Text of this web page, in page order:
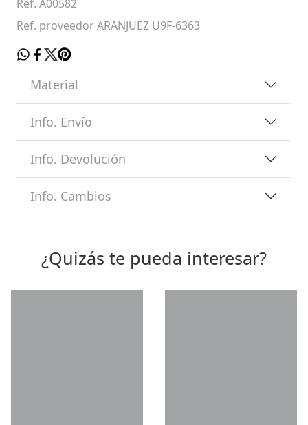
Ref. A00582
Ref. proveedor ARANJUEZ U9F-6363
Material
Info. Envío
Info. Devolución
Info. Cambios
¿Quizás te pueda interesar?